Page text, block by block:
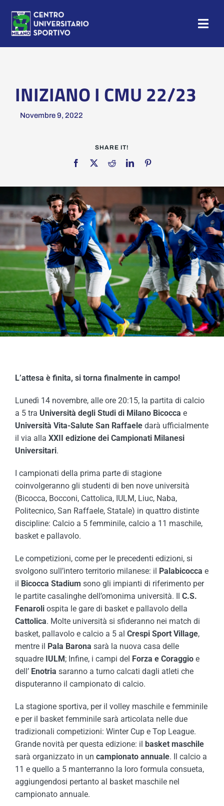
contenuto
HOME
CUS MILANO
TESSERAMENTO
SEZIONI
COMPETIZIONI
ATTIVITÀ
INIZIANO I CMU 22/23
Novembre 9, 2022
SHARE IT!
L’attesa è finita, si torna finalmente in campo!
Lunedì 14 novembre, alle ore 20:15, la partita di calcio
a 5 tra Università degli Studi di Milano Bicocca e
Università Vita-Salute San Raffaele darà ufficialmente
il via alla XXII edizione dei Campionati Milanesi
Universitari.
I campionati della prima parte di stagione
coinvolgeranno gli studenti di ben nove università
(Bicocca, Bocconi, Cattolica, IULM, Liuc, Naba,
Politecnico, San Raffaele, Statale) in quattro distinte
discipline: Calcio a 5 femminile, calcio a 11 maschile,
basket e pallavolo.
Le competizioni, come per le precedenti edizioni, si
svolgono sull’intero territorio milanese: il Palabicocca e
il Bicocca Stadium sono gli impianti di riferimento per
le partite casalinghe dell’omonima università. Il C.S.
Fenaroli ospita le gare di basket e pallavolo della
Cattolica. Molte università si sfideranno nei match di
basket, pallavolo e calcio a 5 al Crespi Sport Village,
mentre il Pala Barona sarà la nuova casa delle
squadre IULM; Infine, i campi del Forza e Coraggio e
dell’ Enotria saranno a turno calcati dagli atleti che
disputeranno il campionato di calcio.
La stagione sportiva, per il volley maschile e femminile
e per il basket femminile sarà articolata nelle due
tradizionali competizioni: Winter Cup e Top League.
Grande novità per questa edizione: il basket maschile
sarà organizzato in un campionato annuale. Il calcio a
11 e quello a 5 manterranno la loro formula consueta,
aggiungendosi pertanto al basket maschile nel
campionato annuale.